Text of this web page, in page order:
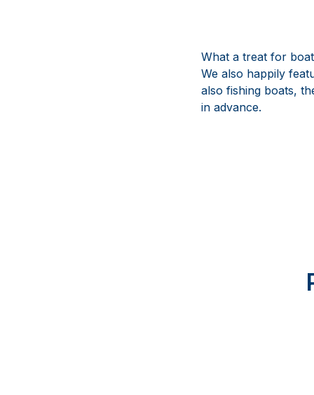
What a treat for
We also happily
also fishing boats,
in advance.